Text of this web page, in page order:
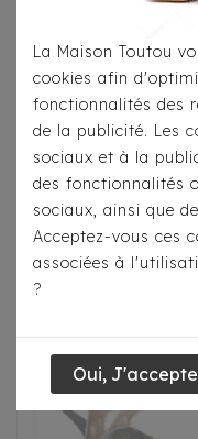
La Maison Toutou
cookies afin
fonctionnalités des
de la publicité. Les
sociaux et à la
des fonctionnalités
sociaux, ainsi que
Acceptez-vous ces
associées à
?